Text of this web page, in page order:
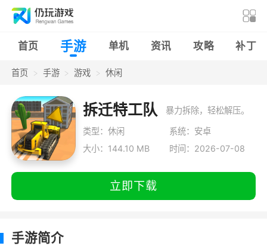
首页 手游 单机 资讯 攻略 补丁
首页 手游 游戏 休闲
拆迁特工队 暴力拆除，轻松解压。
类型：休闲
系统：安卓
大小：144.10 MB
时间：2026-07-08
立即下载
手游简介